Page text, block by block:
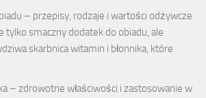
– przepisy, rodzaje i wartości odżywcze
tylko smaczny dodatek do obiadu, ale
skarbnica witamin i błonnika, które
– zdrowotne właściwości i zastosowanie w